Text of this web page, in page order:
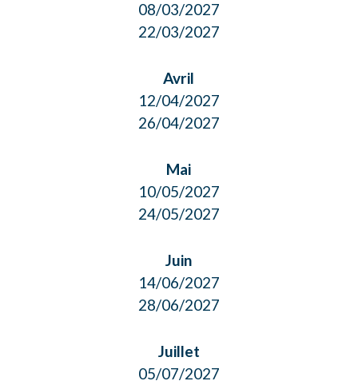
08/03/2027
22/03/2027
Avril
12/04/2027
26/04/2027
Mai
10/05/2027
24/05/2027
Juin
14/06/2027
28/06/2027
Juillet
05/07/2027